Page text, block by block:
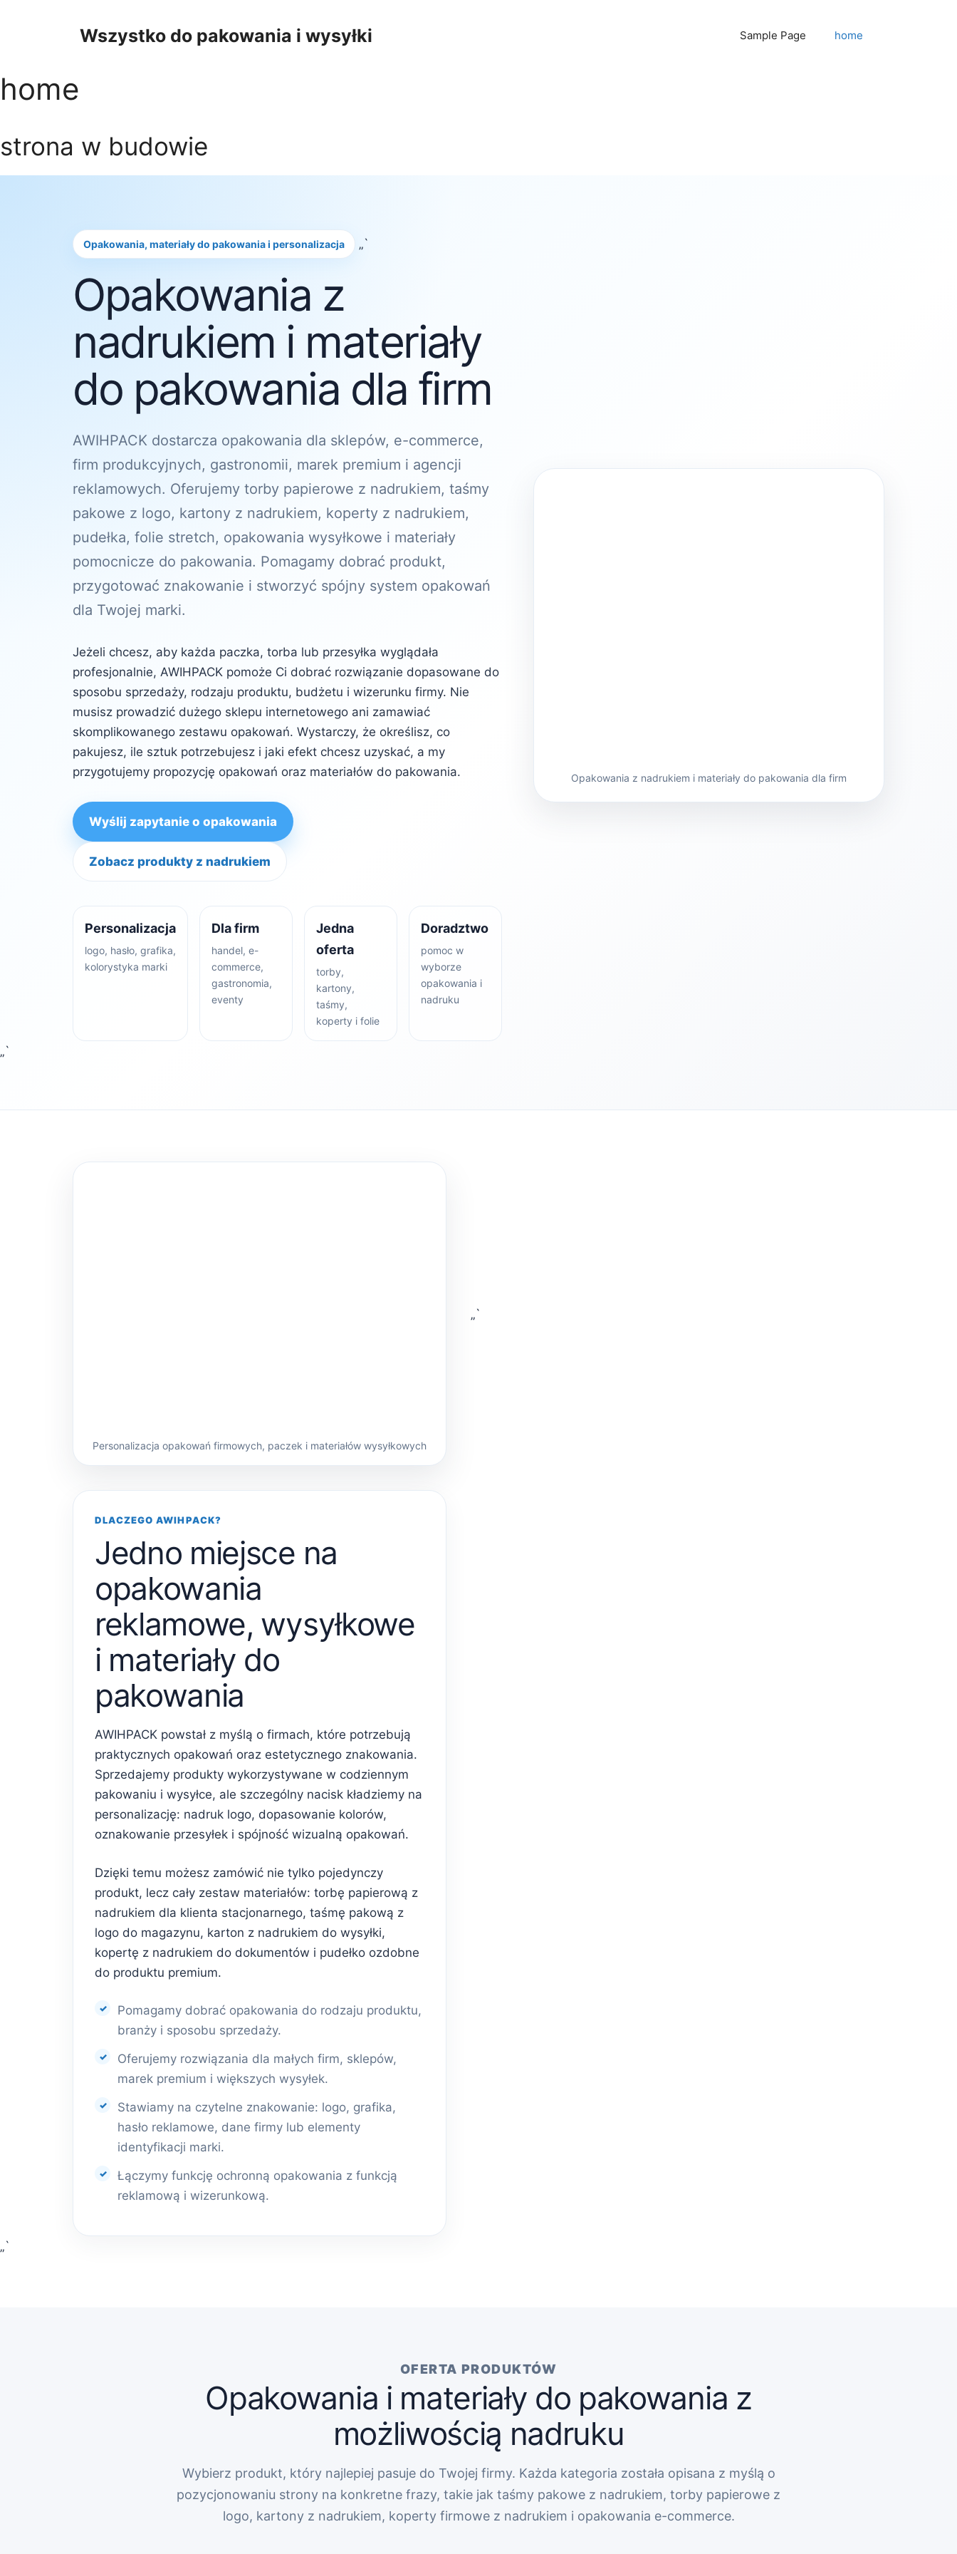
Wszystko do pakowania i wysyłki Sample Page home
home
strona w budowie
Opakowania, materiały do pakowania i personalizacja „`
Opakowania z
nadrukiem i materiały
do pakowania dla firm
AWIHPACK dostarcza opakowania dla sklepów, e-commerce,
firm produkcyjnych, gastronomii, marek premium i agencji
reklamowych. Oferujemy torby papierowe z nadrukiem, taśmy
pakowe z logo, kartony z nadrukiem, koperty z nadrukiem,
pudełka, folie stretch, opakowania wysyłkowe i materiały
pomocnicze do pakowania. Pomagamy dobrać produkt,
przygotować znakowanie i stworzyć spójny system opakowań
dla Twojej marki.
Jeżeli chcesz, aby każda paczka, torba lub przesyłka wyglądała
profesjonalnie, AWIHPACK pomoże Ci dobrać rozwiązanie dopasowane do
sposobu sprzedaży, rodzaju produktu, budżetu i wizerunku firmy. Nie
musisz prowadzić dużego sklepu internetowego ani zamawiać
skomplikowanego zestawu opakowań. Wystarczy, że określisz, co
pakujesz, ile sztuk potrzebujesz i jaki efekt chcesz uzyskać, a my
przygotujemy propozycję opakowań oraz materiałów do pakowania.
Wyślij zapytanie o opakowania
Zobacz produkty z nadrukiem
Personalizacja
logo, hasło, grafika,
kolorystyka marki
Dla firm
handel, e-
commerce,
gastronomia,
eventy
Jedna
oferta
torby,
kartony,
taśmy,
koperty i folie
Doradztwo
pomoc w
wyborze
opakowania i
nadruku
Opakowania z nadrukiem i materiały do pakowania dla firm
„`
Personalizacja opakowań firmowych, paczek i materiałów wysyłkowych
„`
DLACZEGO AWIHPACK?
Jedno miejsce na
opakowania
reklamowe, wysyłkowe
i materiały do
pakowania
AWIHPACK powstał z myślą o firmach, które potrzebują
praktycznych opakowań oraz estetycznego znakowania.
Sprzedajemy produkty wykorzystywane w codziennym
pakowaniu i wysyłce, ale szczególny nacisk kładziemy na
personalizację: nadruk logo, dopasowanie kolorów,
oznakowanie przesyłek i spójność wizualną opakowań.
Dzięki temu możesz zamówić nie tylko pojedynczy
produkt, lecz cały zestaw materiałów: torbę papierową z
nadrukiem dla klienta stacjonarnego, taśmę pakową z
logo do magazynu, karton z nadrukiem do wysyłki,
kopertę z nadrukiem do dokumentów i pudełko ozdobne
do produktu premium.
Pomagamy dobrać opakowania do rodzaju produktu,
branży i sposobu sprzedaży.
Oferujemy rozwiązania dla małych firm, sklepów,
marek premium i większych wysyłek.
Stawiamy na czytelne znakowanie: logo, grafika,
hasło reklamowe, dane firmy lub elementy
identyfikacji marki.
Łączymy funkcję ochronną opakowania z funkcją
reklamową i wizerunkową.
„`
OFERTA PRODUKTÓW
Opakowania i materiały do pakowania z
możliwością nadruku
Wybierz produkt, który najlepiej pasuje do Twojej firmy. Każda kategoria została opisana z myślą o
pozycjonowaniu strony na konkretne frazy, takie jak taśmy pakowe z nadrukiem, torby papierowe z
logo, kartony z nadrukiem, koperty firmowe z nadrukiem i opakowania e-commerce.